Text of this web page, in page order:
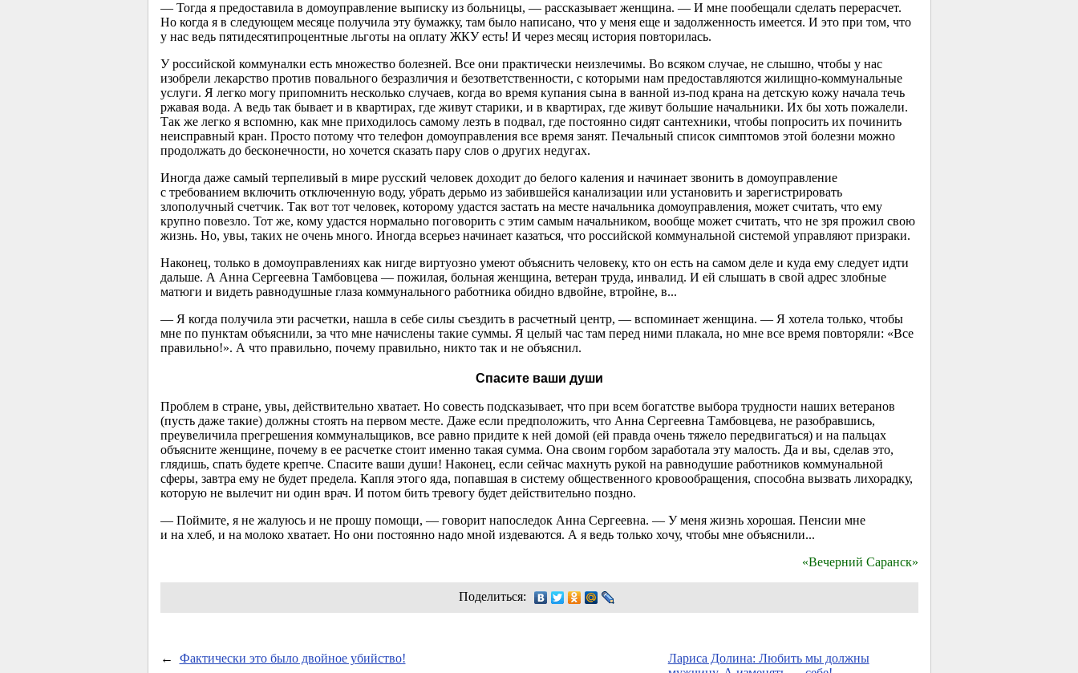
— Тогда я предоставила в домоуправление выписку из больницы, — рассказывает женщина. — И мне пообещали сделать перерасчет.
Но когда я в следующем месяце получила эту бумажку, там было написано, что у меня еще и задолженность имеется. И это при том, что
у нас ведь пятидесятипроцентные льготы на оплату ЖКУ есть! И через месяц история повторилась.
У российской коммуналки есть множество болезней. Все они практически неизлечимы. Во всяком случае, не слышно, чтобы у нас
изобрели лекарство против повального безразличия и безответственности, с которыми нам предоставляются жилищно-коммунальные
услуги. Я легко могу припомнить несколько случаев, когда во время купания сына в ванной из-под крана на детскую кожу начала течь
ржавая вода. А ведь так бывает и в квартирах, где живут старики, и в квартирах, где живут большие начальники. Их бы хоть пожалели.
Так же легко я вспомню, как мне приходилось самому лезть в подвал, где постоянно сидят сантехники, чтобы попросить их починить
неисправный кран. Просто потому что телефон домоуправления все время занят. Печальный список симптомов этой болезни можно
продолжать до бесконечности, но хочется сказать пару слов о других недугах.
Иногда даже самый терпеливый в мире русский человек доходит до белого каления и начинает звонить в домоуправление
с требованием включить отключенную воду, убрать дерьмо из забившейся канализации или установить и зарегистрировать
злополучный счетчик. Так вот тот человек, которому удастся застать на месте начальника домоуправления, может считать, что ему
крупно повезло. Тот же, кому удастся нормально поговорить с этим самым начальником, вообще может считать, что не зря прожил свою
жизнь. Но, увы, таких не очень много. Иногда всерьез начинает казаться, что российской коммунальной системой управляют призраки.
Наконец, только в домоуправлениях как нигде виртуозно умеют объяснить человеку, кто он есть на самом деле и куда ему следует идти
дальше. А Анна Сергеевна Тамбовцева — пожилая, больная женщина, ветеран труда, инвалид. И ей слышать в свой адрес злобные
матюги и видеть равнодушные глаза коммунального работника обидно вдвойне, втройне, в...
— Я когда получила эти расчетки, нашла в себе силы съездить в расчетный центр, — вспоминает женщина. — Я хотела только, чтобы
мне по пунктам объяснили, за что мне начислены такие суммы. Я целый час там перед ними плакала, но мне все время повторяли: «Все
правильно!». А что правильно, почему правильно, никто так и не объяснил.
Спасите ваши души
Проблем в стране, увы, действительно хватает. Но совесть подсказывает, что при всем богатстве выбора трудности наших ветеранов
(пусть даже такие) должны стоять на первом месте. Даже если предположить, что Анна Сергеевна Тамбовцева, не разобравшись,
преувеличила прегрешения коммунальщиков, все равно придите к ней домой (ей правда очень тяжело передвигаться) и на пальцах
объясните женщине, почему в ее расчетке стоит именно такая сумма. Она своим горбом заработала эту малость. Да и вы, сделав это,
глядишь, спать будете крепче. Спасите ваши души! Наконец, если сейчас махнуть рукой на равнодушие работников коммунальной
сферы, завтра ему не будет предела. Капля этого яда, попавшая в систему общественного кровообращения, способна вызвать лихорадку,
которую не вылечит ни один врач. И потом бить тревогу будет действительно поздно.
— Поймите, я не жалуюсь и не прошу помощи, — говорит напоследок Анна Сергеевна. — У меня жизнь хорошая. Пенсии мне
и на хлеб, и на молоко хватает. Но они постоянно надо мной издеваются. А я ведь только хочу, чтобы мне объяснили...
«Вечерний Саранск»
Поделиться:
← Фактически это было двойное убийство!
Лариса Долина: Любить мы должны